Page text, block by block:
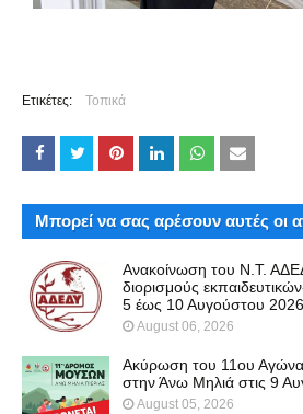
Ετικέτες: Τοπικά
Μπορεί να σας αρέσουν αυτές οι
Ανακοίνωση του Ν.Τ.
διορισμούς
5 έως 10 Αυγούστου 2026
August 06, 2026
Ακύρωση του 11ου
στην Άνω Μηλιά στις 9
August 05, 2026